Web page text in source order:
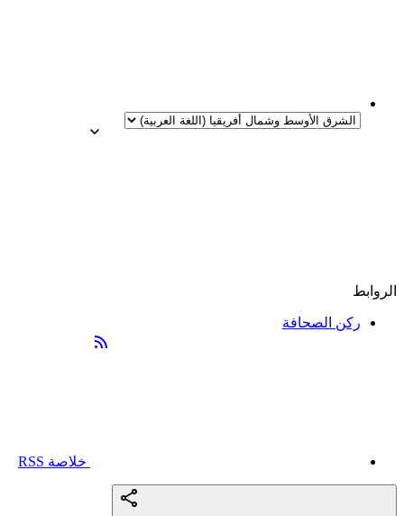
الروابط
ركن الصحافة
خلاصة RSS